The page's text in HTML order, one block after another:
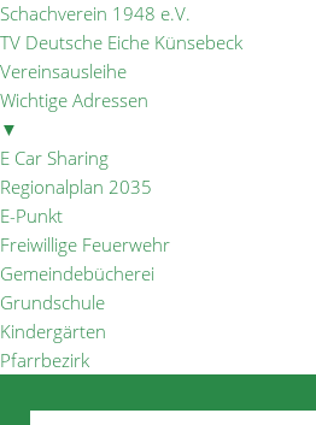
Schachverein 1948 e.V.
TV Deutsche Eiche Künsebeck
Vereinsausleihe
Wichtige Adressen
▼
E Car Sharing
Regionalplan 2035
E-Punkt
Freiwillige Feuerwehr
Gemeindebücherei
Grundschule
Kindergärten
Pfarrbezirk